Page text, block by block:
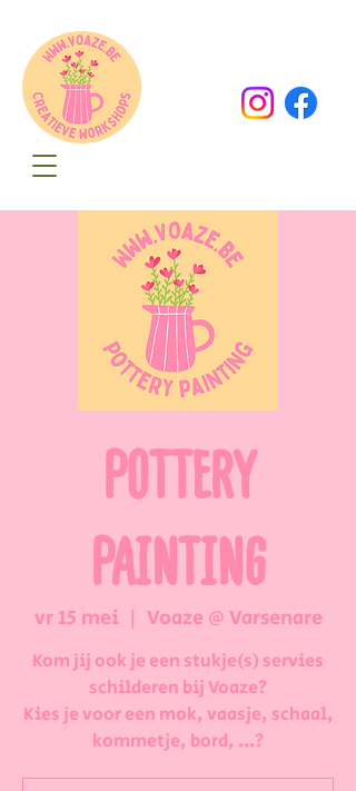
POTTERY
PAINTING
vr 15 mei
  |
Voaze @ Varsenare
Kom jij ook je een stukje(s) servies
schilderen bij Voaze?
Kies je voor een mok, vaasje, schaal,
kommetje, bord, ...?